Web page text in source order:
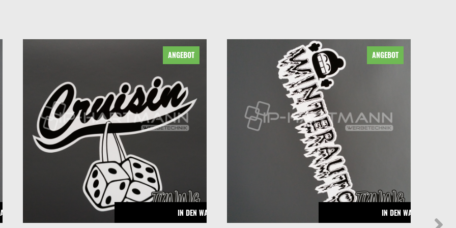
IN DEN WARENKORB
ANGEBOT
IN DEN WARENKORB
ANGEBOT